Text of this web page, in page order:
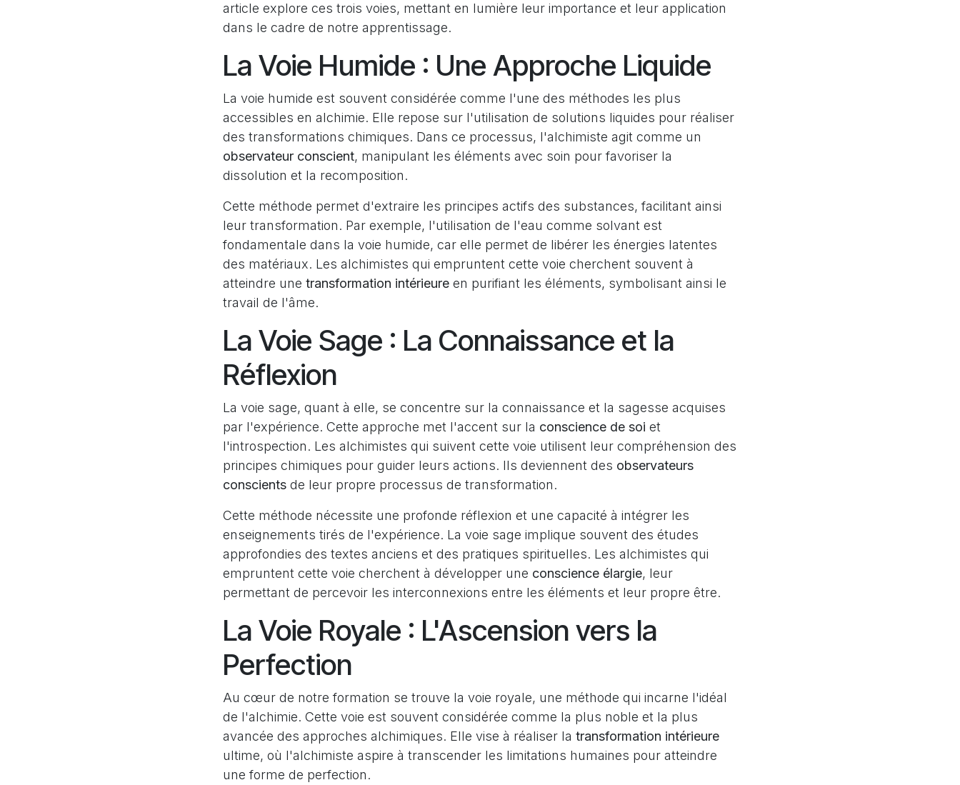
article explore ces trois voies, mettant en lumière leur importance et leur application
dans le cadre de notre apprentissage.
La Voie Humide : Une Approche Liquide
La voie humide est souvent considérée comme l'une des méthodes les plus
accessibles en alchimie. Elle repose sur l'utilisation de solutions liquides pour réaliser
des transformations chimiques. Dans ce processus, l'alchimiste agit comme un
observateur conscient, manipulant les éléments avec soin pour favoriser la
dissolution et la recomposition.
Cette méthode permet d'extraire les principes actifs des substances, facilitant ainsi
leur transformation. Par exemple, l'utilisation de l'eau comme solvant est
fondamentale dans la voie humide, car elle permet de libérer les énergies latentes
des matériaux. Les alchimistes qui empruntent cette voie cherchent souvent à
atteindre une transformation intérieure en purifiant les éléments, symbolisant ainsi le
travail de l'âme.
La Voie Sage : La Connaissance et la
Réflexion
La voie sage, quant à elle, se concentre sur la connaissance et la sagesse acquises
par l'expérience. Cette approche met l'accent sur la conscience de soi et
l'introspection. Les alchimistes qui suivent cette voie utilisent leur compréhension des
principes chimiques pour guider leurs actions. Ils deviennent des observateurs
conscients de leur propre processus de transformation.
Cette méthode nécessite une profonde réflexion et une capacité à intégrer les
enseignements tirés de l'expérience. La voie sage implique souvent des études
approfondies des textes anciens et des pratiques spirituelles. Les alchimistes qui
empruntent cette voie cherchent à développer une conscience élargie, leur
permettant de percevoir les interconnexions entre les éléments et leur propre être.
La Voie Royale : L'Ascension vers la
Perfection
Au cœur de notre formation se trouve la voie royale, une méthode qui incarne l'idéal
de l'alchimie. Cette voie est souvent considérée comme la plus noble et la plus
avancée des approches alchimiques. Elle vise à réaliser la transformation intérieure
ultime, où l'alchimiste aspire à transcender les limitations humaines pour atteindre
une forme de perfection.